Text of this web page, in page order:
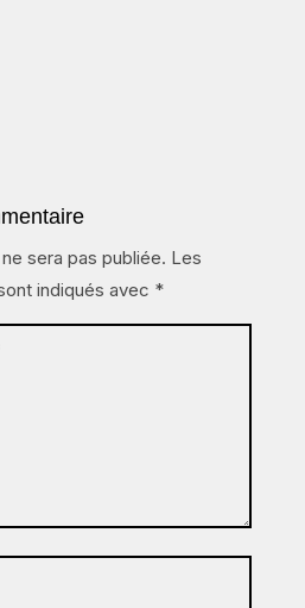
sera pas publiée. Les
indiqués avec *